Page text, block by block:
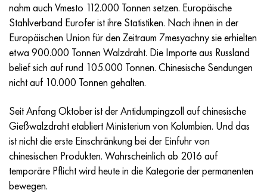
nahm auch Vmesto 112.000 Tonnen setzen. Europäische
Stahlverband Eurofer ist ihre Statistiken. Nach ihnen in der
Europäischen Union für den Zeitraum 7mesyachny sie erhielten
etwa 900.000 Tonnen Walzdraht. Die Importe aus Russland
belief sich auf rund 105.000 Tonnen. Chinesische Sendungen
nicht auf 10.000 Tonnen gehalten.
Seit Anfang Oktober ist der Antidumpingzoll auf chinesische
Gießwalzdraht etabliert Ministerium von Kolumbien. Und das
ist nicht die erste Einschränkung bei der Einfuhr von
chinesischen Produkten. Wahrscheinlich ab 2016 auf
temporäre Pflicht wird heute in die Kategorie der permanenten
bewegen.
Martensitaushärtung 350
MP35N
MP159
Nicrofer 5923 hMo
Nicrofer 6030
Nitronic 40
52H
52K12F
56DGNH
79NM
80NM
80NMV-VI
HN68VMTYUK-VD
HN70VMTYU
HN73MBTYU
HN75MBTYU
HN75TBYU
HN77TYU
3М
TL3
5B
AT-6
TS-6
Titan 14
1.4548 - 17-4Ph®.
1.4550 - aisi 347
1.4567 - aisi 304Cu
1.4574 - Legierung PH 15-7 Mo®
1.4580 - aisi 316Cb
1.4597 - aisi 204Cu
15H12N2МVFAB
15H16К5N2МVFAB
15H16N2АМ
18H12VMBFR
20H12VNMF
20H3MVF
Zinn-Blei-Bronze
c92200, CuSn6Zn4Pb2
20HМ, 24CrMo5, 20hm
25HGM, 20CrMo5, 1.7264
30H, aisi 5130, 30h
30HGSA, 30hgsa
30HGSN2A, 30hgsna
30HN2MA, 30CrNiMo8
U10,1.1645, C105W1
11G12, 110G13L, X120Mn12